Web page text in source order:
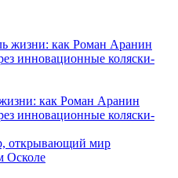
как Роман Аранин
инновационные коляски-